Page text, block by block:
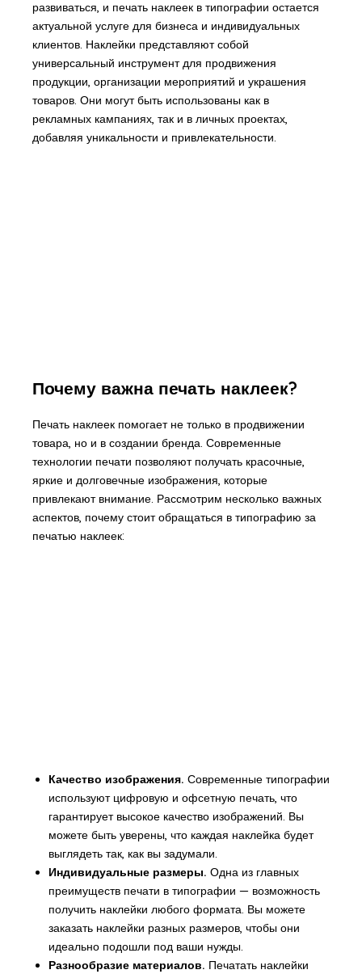
развиваться, и печать наклеек в типографии остается
актуальной услуге для бизнеса и индивидуальных
клиентов. Наклейки представляют собой
универсальный инструмент для продвижения
продукции, организации мероприятий и украшения
товаров. Они могут быть использованы как в
рекламных кампаниях, так и в личных проектах,
добавляя уникальности и привлекательности.
Почему важна печать наклеек?
Печать наклеек помогает не только в продвижении
товара, но и в создании бренда. Современные
технологии печати позволяют получать красочные,
яркие и долговечные изображения, которые
привлекают внимание. Рассмотрим несколько важных
аспектов, почему стоит обращаться в типографию за
печатью наклеек:
Качество изображения. Современные типографии
используют цифровую и офсетную печать, что
гарантирует высокое качество изображений. Вы
можете быть уверены, что каждая наклейка будет
выглядеть так, как вы задумали.
Индивидуальные размеры. Одна из главных
преимуществ печати в типографии — возможность
получить наклейки любого формата. Вы можете
заказать наклейки разных размеров, чтобы они
идеально подошли под ваши нужды.
Разнообразие материалов. Печатать наклейки